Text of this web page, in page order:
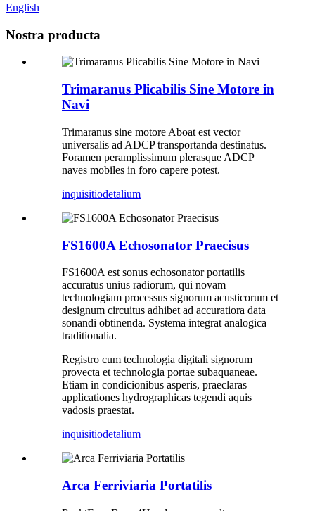
English
Nostra producta
Trimaranus Plicabilis Sine Motore in
Navi
Trimaranus sine motore Aboat est vector
universalis ad ADCP transportanda destinatus.
Foramen peramplissimum plerasque ADCP
naves mobiles in foro capere potest.
inquisitiodetalium
FS1600A Echosonator Praecisus
FS1600A est sonus echosonator portatilis
accuratus unius radiorum, qui novam
technologiam processus signorum acusticorum et
designum circuitus adhibet ad accuratiora data
sonandi obtinenda. Systema integrat analogica
traditionalia.
Registro cum technologia digitali signorum
provecta et technologia portae subaquaneae.
Etiam in condicionibus asperis, praeclaras
applicationes hydrographicas tegendi aquis
vadosis praestat.
inquisitiodetalium
Arca Ferriviaria Portatilis